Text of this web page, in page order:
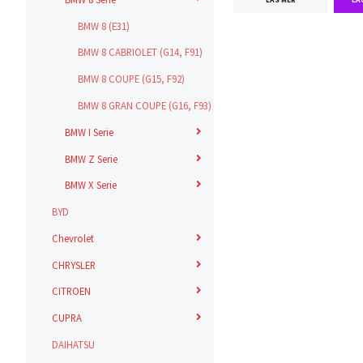
BMW 8 (E31)
BMW 8 CABRIOLET (G14, F91)
BMW 8 COUPE (G15, F92)
BMW 8 GRAN COUPE (G16, F93)
BMW I Serie
BMW Z Serie
BMW X Serie
BYD
Chevrolet
CHRYSLER
CITROEN
CUPRA
DAIHATSU